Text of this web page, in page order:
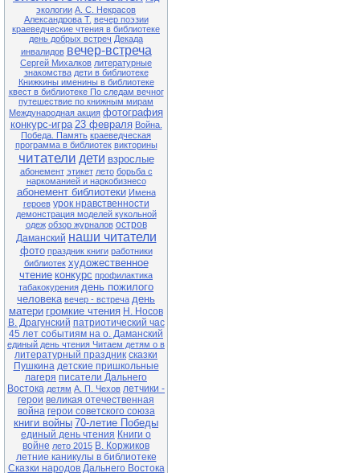
экологии А. С. Некрасов
Александрова Т. вечер поэзии
краеведческие чтения в библиотеке
день добрых встреч Декада
инвалидов вечер-встреча
Сергей Михалков литературные
знакомства дети в библиотеке
Книжкины именины в библиотеке
квест в библиотеке По следам вечног
путешествие по книжным мирам
Международная акция фотография
конкурс-игра 23 февраля Война.
Победа. Память краеведческая
программа в библиотек викторины
читатели дети взрослые
абонемент этикет лето борьба с
наркоманией и наркобизнесо
абонемент библиотеки Имена
героев урок нравственности
демонстрация моделей кукольной
одеж обзор журналов остров
Даманский наши читатели
фото праздник книги работники
библиотек художественное
чтение конкурс профилактика
табакокурения день пожилого
человека вечер - встреча день
матери громкие чтения Н. Носов
В. Драгунский патриотический час
45 лет событиям на о. Даманский
единый день чтения Читаем детям о в
литературный праздник сказки
Пушкина детские пришкольные
лагеря писатели Дальнего
Востока детям А. П. Чехов летчики -
герои великая отечественная
война герои советского союза
книги войны 70-летие Победы
единый день чтения Книги о
войне лето 2015 В. Коржиков
летние каникулы в библиотеке
Сказки народов Дальнего Востока